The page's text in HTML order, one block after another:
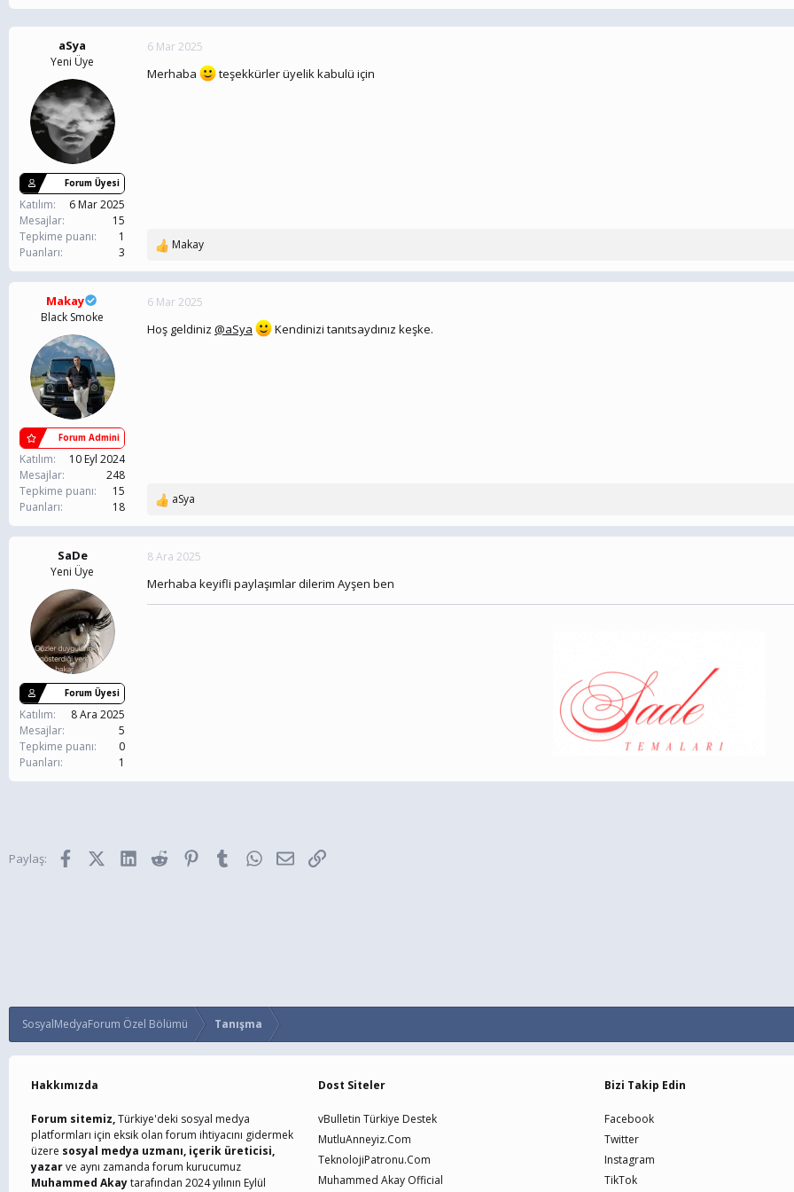
n
b
b
a
ş
l
t
a
n
ş
l
a
n
g
ı
ç
t
a
r
i
h
i
aSya
Yeni Üye
Forum Üyesi
Katılım
6 Mar 2025
Mesajlar
15
Tepkime puanı
1
Puanları
3
6 Mar 2025
Merhaba teşekkürler üyelik kabulü için
T
p
k
l
Makay
Makay
Black Smoke
Forum Admini
Katılım
10 Eyl 2024
Mesajlar
248
Tepkime puanı
15
Puanları
18
6 Mar 2025
Hoş geldiniz @aSya Kendinizi tanıtsaydınız keşke.
T
p
k
l
e
aSya
SaDe
Yeni Üye
Forum Üyesi
Katılım
8 Ara 2025
Mesajlar
5
Tepkime puanı
0
Puanları
1
8 Ara 2025
Merhaba keyifli paylaşımlar dilerim Ayşen ben
Paylaş: FacebookX (Twitter)
LinkedInReddit PinterestTumblrWhatsApp
E-postaLink
SosyalMedyaForum Özel Bölümü Tanışma
Hakkımızda
Forum sitemiz,Türkiye'deki sosyal medya
platformları için eksik olan forum ihtiyacını gidermek
üzere sosyal medya uzmanı, içerik üreticisi,
yazarve aynı zamanda forum kurucumuz
Muhammed Akaytarafından 2024 yılının Eylül
Dost Siteler
vBulletin Türkiye Destek
MutluAnneyiz.Com
TeknolojiPatronu.Com
Muhammed Akay Official
Bizi Takip Edin
Facebook
Twitter
Instagram
TikTok